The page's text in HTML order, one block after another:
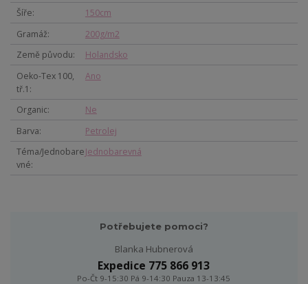
Šíře
150cm
Gramáž
200g/m2
Země původu
Holandsko
Oeko-Tex 100,
tř.1
Ano
Organic
Ne
Barva
Petrolej
Téma/Jednobare
vné
Jednobarevná
Potřebujete pomoci?
Blanka Hubnerová
Expedice 775 866 913
Po-Čt 9-15:30 Pá 9-14:30 Pauza 13-13:45